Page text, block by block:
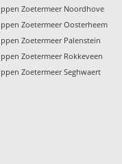
Zoetermeer Noordhove
Zoetermeer Oosterheem
Zoetermeer Palenstein
Zoetermeer Rokkeveen
Zoetermeer Seghwaert